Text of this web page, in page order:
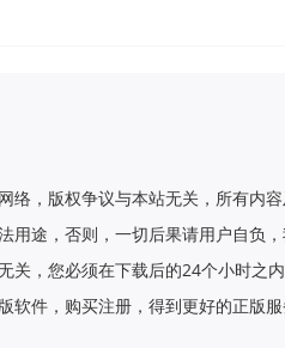
络，版权争议与本站无关，所有内
用途，否则，一切后果请用户自负
关，您必须在下载后的24个小时之
软件，购买注册，得到更好的正版